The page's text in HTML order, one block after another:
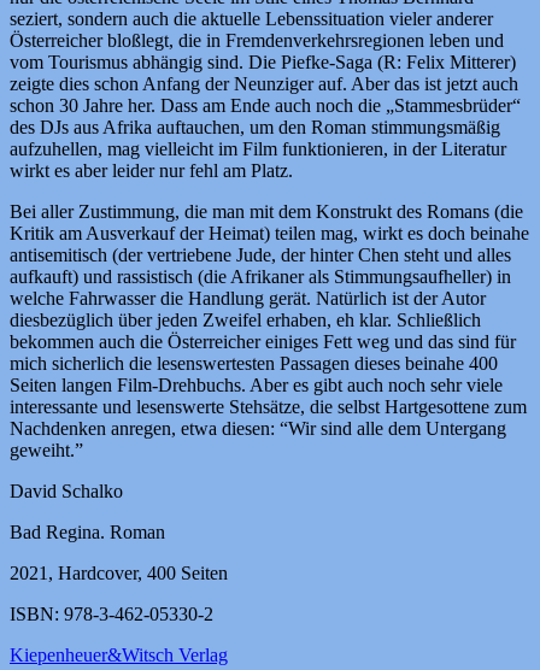
seziert, sondern auch die aktuelle Lebenssituation vieler anderer
Österreicher bloßlegt, die in Fremdenverkehrsregionen leben und
vom Tourismus abhängig sind. Die Piefke-Saga (R: Felix Mitterer)
zeigte dies schon Anfang der Neunziger auf. Aber das ist jetzt auch
schon 30 Jahre her. Dass am Ende auch noch die „Stammesbrüder“
des DJs aus Afrika auftauchen, um den Roman stimmungsmäßig
aufzuhellen, mag vielleicht im Film funktionieren, in der Literatur
wirkt es aber leider nur fehl am Platz.
Bei aller Zustimmung, die man mit dem Konstrukt des Romans (die
Kritik am Ausverkauf der Heimat) teilen mag, wirkt es doch beinahe
antisemitisch (der vertriebene Jude, der hinter Chen steht und alles
aufkauft) und rassistisch (die Afrikaner als Stimmungsaufheller) in
welche Fahrwasser die Handlung gerät. Natürlich ist der Autor
diesbezüglich über jeden Zweifel erhaben, eh klar. Schließlich
bekommen auch die Österreicher einiges Fett weg und das sind für
mich sicherlich die lesenswertesten Passagen dieses beinahe 400
Seiten langen Film-Drehbuchs. Aber es gibt auch noch sehr viele
interessante und lesenswerte Stehsätze, die selbst Hartgesottene zum
Nachdenken anregen, etwa diesen: “Wir sind alle dem Untergang
geweiht.”
David Schalko
Bad Regina. Roman
2021, Hardcover, 400 Seiten
ISBN: 978-3-462-05330-2
Kiepenheuer&Witsch Verlag